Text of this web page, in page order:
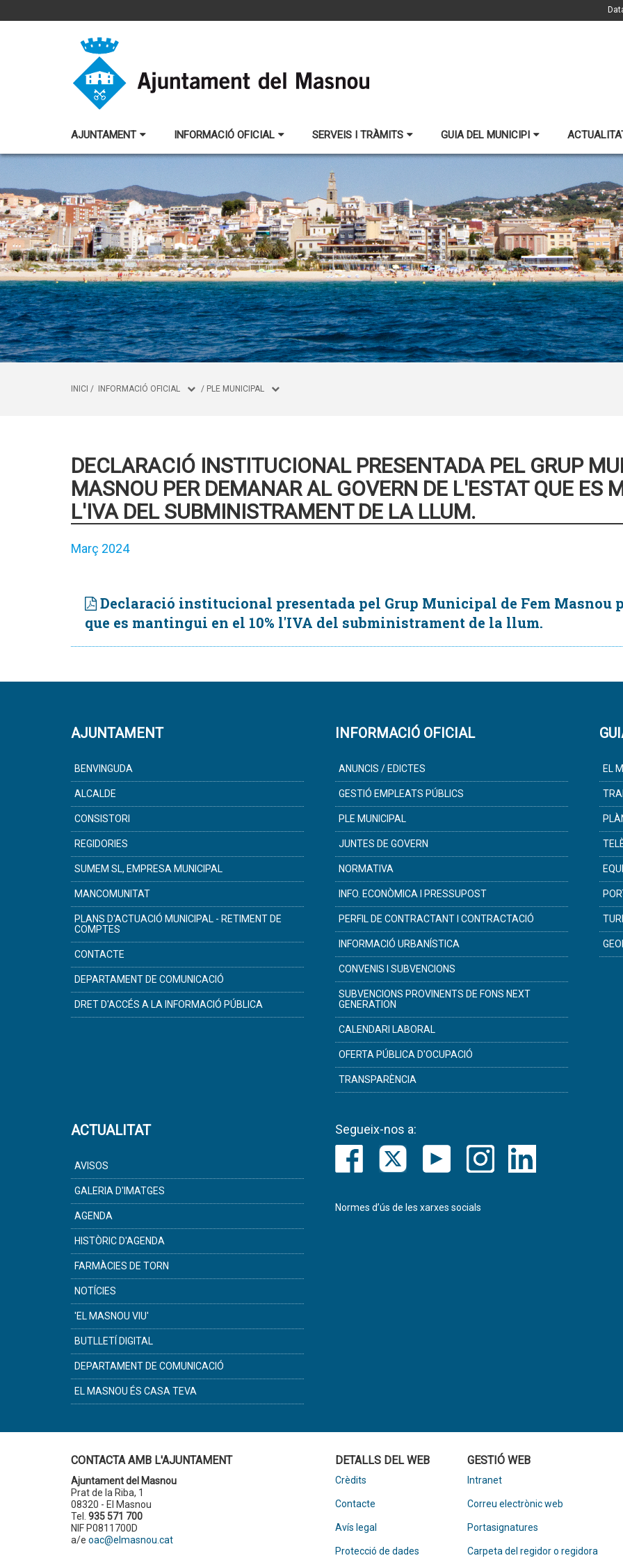
AJUNTAMENT INFORMACIÓ OFICIAL SERVEIS I TRÀMITS GUIA DEL MUNICIPI
INICI / INFORMACIÓ OFICIAL / PLE MUNICIPAL
DECLARACIÓ INSTITUCIONAL PRESENTADA PEL GRUP
MASNOU PER DEMANAR AL GOVERN DE L'ESTAT QUE ES
L'IVA DEL SUBMINISTRAMENT DE LA LLUM.
Març 2024
Declaració institucional presentada pel Grup Municipal de Fem Masnou
que es mantingui en el 10% l'IVA del subministrament de la llum.
AJUNTAMENT
BENVINGUDA
ALCALDE
CONSISTORI
REGIDORIES
SUMEM SL, EMPRESA MUNICIPAL
MANCOMUNITAT
PLANS D'ACTUACIÓ MUNICIPAL - RETIMENT DE
COMPTES
CONTACTE
DEPARTAMENT DE COMUNICACIÓ
DRET D'ACCÉS A LA INFORMACIÓ PÚBLICA
INFORMACIÓ OFICIAL
ANUNCIS / EDICTES
GESTIÓ EMPLEATS PÚBLICS
PLE MUNICIPAL
JUNTES DE GOVERN
NORMATIVA
INFO. ECONÒMICA I PRESSUPOST
PERFIL DE CONTRACTANT I CONTRACTACIÓ
INFORMACIÓ URBANÍSTICA
CONVENIS I SUBVENCIONS
SUBVENCIONS PROVINENTS DE FONS NEXT
GENERATION
CALENDARI LABORAL
OFERTA PÚBLICA D'OCUPACIÓ
TRANSPARÈNCIA
EL
ACTUALITAT
AVISOS
GALERIA D'IMATGES
AGENDA
HISTÒRIC D'AGENDA
FARMÀCIES DE TORN
NOTÍCIES
'EL MASNOU VIU'
BUTLLETÍ DIGITAL
DEPARTAMENT DE COMUNICACIÓ
EL MASNOU ÉS CASA TEVA
Segueix-nos a:
Normes d’ús de les xarxes socials
CONTACTA AMB L'AJUNTAMENT
Ajuntament del Masnou
Prat de la Riba, 1
08320 - El Masnou
Tel. 935 571 700
NIF P0811700D
a/e oac@elmasnou.cat
DETALLS DEL WEB
Crèdits
Contacte
Avís legal
Protecció de dades
GESTIÓ WEB
Intranet
Correu electrònic web
Portasignatures
Carpeta del regidor o regidora